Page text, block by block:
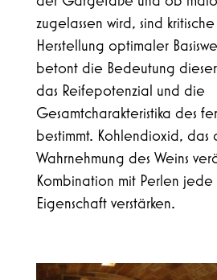
zugelassen wird, sind
Herstellung optimaler
betont die Bedeutung
das Reifepotenzial und die
Gesamtcharakteristika des
bestimmt. Kohlendioxid, das
Wahrnehmung des Weins
Kombination mit Perlen jede
Eigenschaft verstärken.